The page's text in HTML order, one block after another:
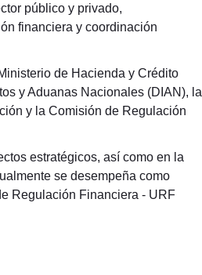
público y privado,
financiera y coordinación
de Hacienda y Crédito
y Aduanas Nacionales (DIAN), la
y la Comisión de Regulación
estratégicos, así como en la
se desempeña como
Regulación Financiera - URF